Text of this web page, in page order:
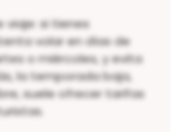
viaje: si tienes
volar en días de
o miércoles, y evita
la temporada baja,
suele ofrecer tarifas